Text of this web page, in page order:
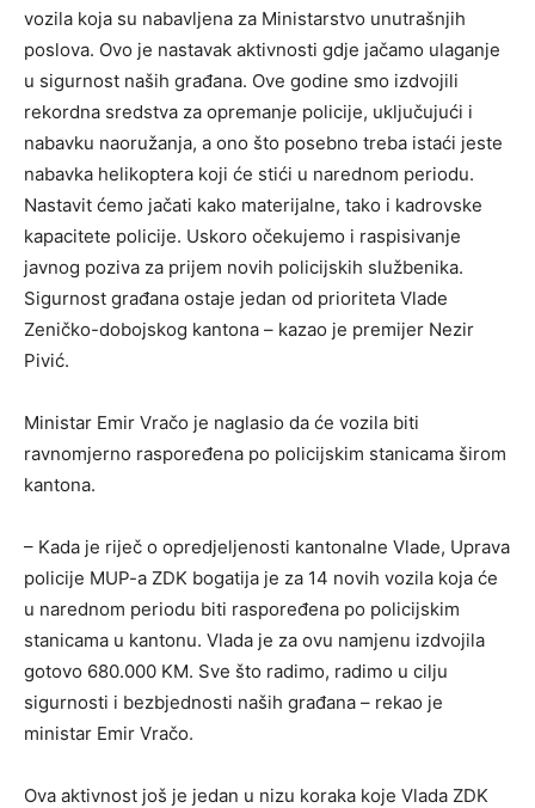
vozila koja su nabavljena za Ministarstvo unutrašnjih
poslova. Ovo je nastavak aktivnosti gdje jačamo ulaganje
u sigurnost naših građana. Ove godine smo izdvojili
rekordna sredstva za opremanje policije, uključujući i
nabavku naoružanja, a ono što posebno treba istaći jeste
nabavka helikoptera koji će stići u narednom periodu.
Nastavit ćemo jačati kako materijalne, tako i kadrovske
kapacitete policije. Uskoro očekujemo i raspisivanje
javnog poziva za prijem novih policijskih službenika.
Sigurnost građana ostaje jedan od prioriteta Vlade
Zeničko-dobojskog kantona – kazao je premijer Nezir
Pivić.
Ministar Emir Vračo je naglasio da će vozila biti
ravnomjerno raspoređena po policijskim stanicama širom
kantona.
– Kada je riječ o opredjeljenosti kantonalne Vlade, Uprava
policije MUP-a ZDK bogatija je za 14 novih vozila koja će
u narednom periodu biti raspoređena po policijskim
stanicama u kantonu. Vlada je za ovu namjenu izdvojila
gotovo 680.000 KM. Sve što radimo, radimo u cilju
sigurnosti i bezbjednosti naših građana – rekao je
ministar Emir Vračo.
Ova aktivnost još je jedan u nizu koraka koje Vlada ZDK